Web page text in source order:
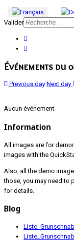
Valider
Événements du
Previous day Next day
Aucun événement
Information
All images are for
images with the
Also, all the demo
those, you may need to
for details.
Blog